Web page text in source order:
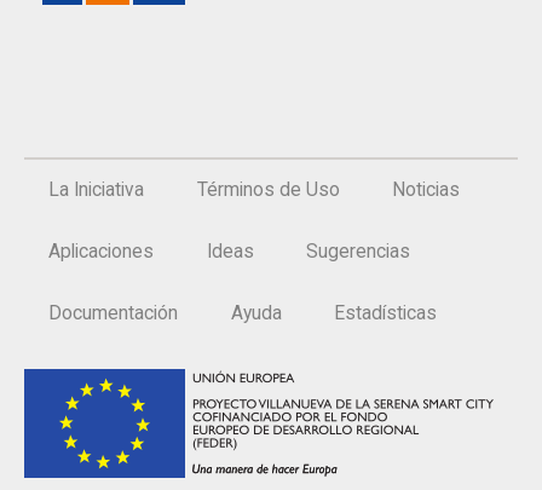
La Iniciativa Términos de Uso Noticias
Aplicaciones Ideas Sugerencias
Documentación Ayuda Estadísticas